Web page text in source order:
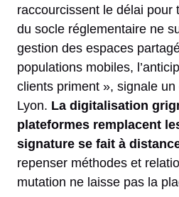
raccourcissent le délai pour
du socle réglementaire ne
gestion des espaces
populations mobiles,
clients priment », signale
Lyon. La digitalisation
plateformes remplacent
signature se fait à
repenser méthodes et
mutation ne laisse pas la